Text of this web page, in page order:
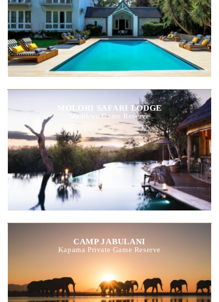
MOLORI SAFARI LODGE
Madikwe Game Reserve
CAMP JABULANI
Kapama Private Game Reserve